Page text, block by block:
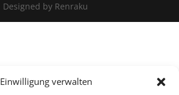
Einwilligung verwalten
Designed by Renraku